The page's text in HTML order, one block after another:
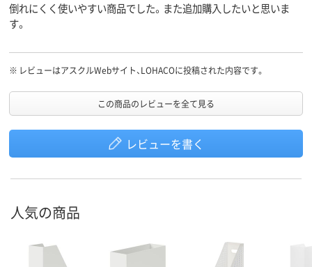
倒れにくく使いやすい商品でした。また追加購入したいと思いま
す。
※ レビューはアスクルWebサイト、LOHACOに投稿された内容です。
この商品のレビューを全て見る
レビューを書く
人気の商品